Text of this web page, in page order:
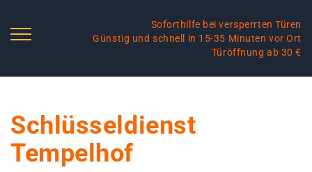
Soforthilfe bei versperrten Türen
Günstig und schnell in 15-35 Minuten vor Ort
Türöffnung ab 30 €
Schlüsseldienst
Tempelhof